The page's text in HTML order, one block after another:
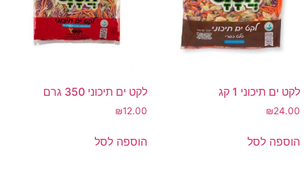
לקט ים תיכוני 1 קג
₪24.00
הוספה לסל
לקט ים תיכוני 350 גרם
₪12.00
הוספה לסל